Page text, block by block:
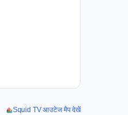
Squid TV आउटेज मैप देखें